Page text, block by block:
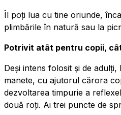
Îl poți lua cu tine oriunde,
plimbările în natură sau la
Potrivit atât pentru copii,
Deși intens folosit și de
manete, cu ajutorul cărora
dezvoltarea timpurie a
două roți. Ai trei puncte de